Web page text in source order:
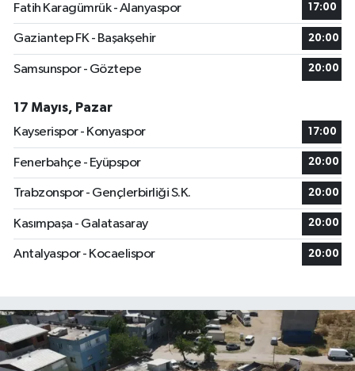
Fatih Karagümrük - Alanyaspor
17:00
Gaziantep FK - Başakşehir 20:00
Samsunspor - Göztepe 20:00
17 Mayıs, Pazar
Kayserispor - Konyaspor
17:00
Fenerbahçe - Eyüpspor 20:00
Trabzonspor - Gençlerbirliği S.K. 20:00
Kasımpaşa - Galatasaray 20:00
Antalyaspor - Kocaelispor 20:00